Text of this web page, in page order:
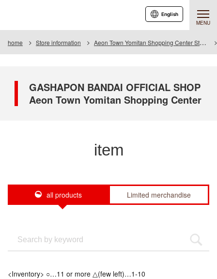
MENU
English
home Store information Aeon Town Yomitan Shopping Center Store
GASHAPON BANDAI OFFICIAL SHOP
Aeon Town Yomitan Shopping Center
item
all products Limited merchandise
<Inventory> ○…11 or more △(few left)…1-10